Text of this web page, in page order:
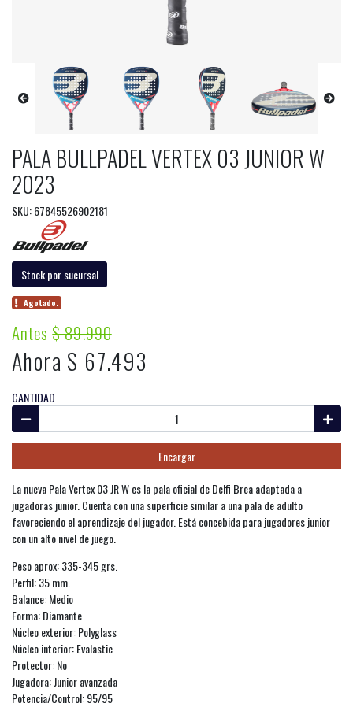
PALA BULLPADEL VERTEX 03 JUNIOR W
2023
SKU: 67845526902181
Stock por sucursal
Agotado.
Antes$ 89.990
Ahora $ 67.493
CANTIDAD
Encargar
La nueva Pala Vertex 03 JR W es la pala oficial de Delfi Brea adaptada a
jugadoras junior. Cuenta con una superficie similar a una pala de adulto
favoreciendo el aprendizaje del jugador. Está concebida para jugadores junior
con un alto nivel de juego.
Peso aprox: 335-345 grs.
Perfil: 35 mm.
Balance: Medio
Forma: Diamante
Núcleo exterior: Polyglass
Núcleo interior: Evalastic
Protector: No
Jugadora: Junior avanzada
Potencia/Control: 95/95